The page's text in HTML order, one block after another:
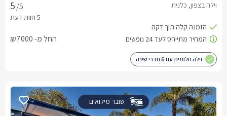
/5 וילה בצפון, כלנית
החל מ- ₪7000
וילה חלומית עם 6 חדרי שינה
שובר מילואים